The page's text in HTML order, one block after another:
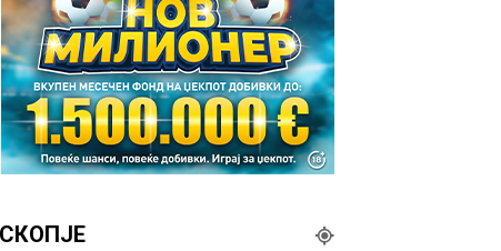
СКОПЈЕ